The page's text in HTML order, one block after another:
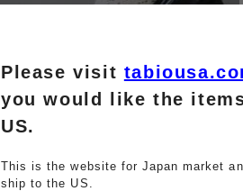
Please visit
you would like the
US.
This is the website for Japan market
ship to the US.